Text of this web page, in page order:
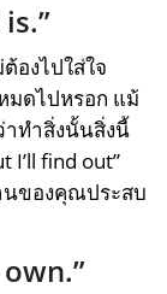
องไปใส่ใจ
ดไปหรอก แม้
ทำสิ่งนั้นสิ่งนี้
find out”
นของคุณประสบ